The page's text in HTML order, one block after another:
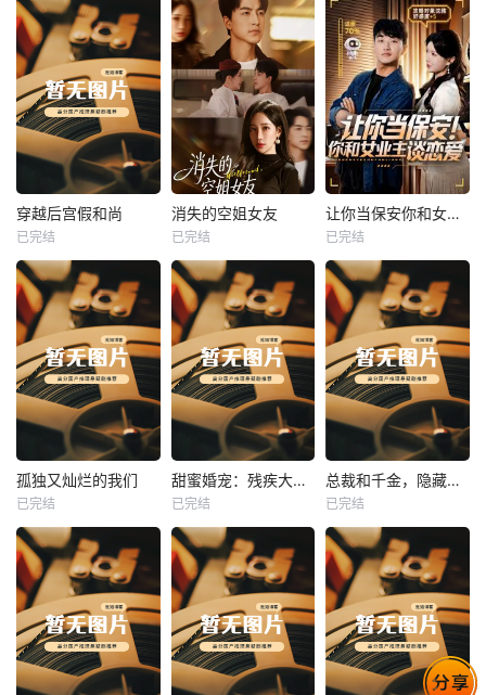
未知 未知 未知
热播
未知
穿越后宫假和尚
已完结
热播
未知
消失的空姐女友
已完结
热播
未知
让你当保安你和女业主谈恋爱
已完结
热播
未知
孤独又灿烂的我们
已完结
热播
未知
甜蜜婚宠：残疾大佬夜夜撩
已完结
热播
未知
总裁和千金，隐藏身份闪婚了
已完结